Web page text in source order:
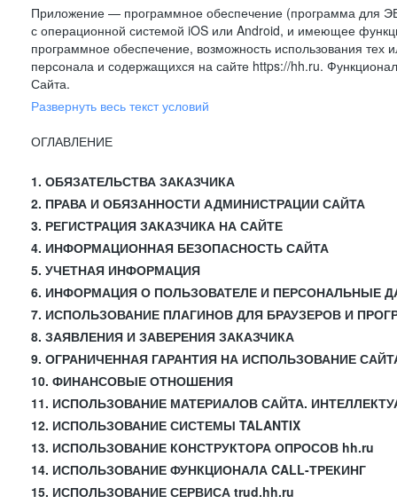
Приложение — программное обеспечение (программа для
с операционной системой iOS или Android, и имеющее
программное обеспечение, возможность использования
персонала и содержащихся на сайте https://hh.ru.
Сайта.
Развернуть весь текст условий
ОГЛАВЛЕНИЕ
1. ОБЯЗАТЕЛЬСТВА ЗАКАЗЧИКА
2. ПРАВА И ОБЯЗАННОСТИ АДМИНИСТРАЦИИ САЙТА
3. РЕГИСТРАЦИЯ ЗАКАЗЧИКА НА САЙТЕ
4. ИНФОРМАЦИОННАЯ БЕЗОПАСНОСТЬ САЙТА
5. УЧЕТНАЯ ИНФОРМАЦИЯ
6. ИНФОРМАЦИЯ О ПОЛЬЗОВАТЕЛЕ И ПЕРСОНАЛЬНЫЕ
7. ИСПОЛЬЗОВАНИЕ ПЛАГИНОВ ДЛЯ БРАУЗЕРОВ И
8. ЗАЯВЛЕНИЯ И ЗАВЕРЕНИЯ ЗАКАЗЧИКА
9. ОГРАНИЧЕННАЯ ГАРАНТИЯ НА ИСПОЛЬЗОВАНИЕ
10. ФИНАНСОВЫЕ ОТНОШЕНИЯ
11. ИСПОЛЬЗОВАНИЕ МАТЕРИАЛОВ САЙТА.
12. ИСПОЛЬЗОВАНИЕ СИСТЕМЫ TALANTIX
13. ИСПОЛЬЗОВАНИЕ КОНСТРУКТОРА ОПРОСОВ hh.ru
14. ИСПОЛЬЗОВАНИЕ ФУНКЦИОНАЛА CALL-ТРЕКИНГ
15. ИСПОЛЬЗОВАНИЕ СЕРВИСА trud.hh.ru